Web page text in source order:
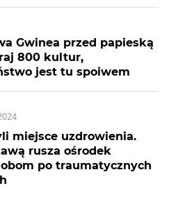
Gwinea przed papieską
800 kultur,
jest tu spoiwem
miejsce uzdrowienia.
rusza ośrodek
po traumatycznych